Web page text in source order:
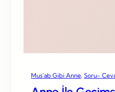
Mus’ab Gibi Anne Soru-